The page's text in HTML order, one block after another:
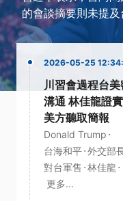
的會談摘要則未提及
2026-05-25
川習會過程台美
溝通 林佳龍證
美方聽取簡報
Donald Trump ·
台海和平·外交部
對台軍售 ·林佳龍 ·
更多...